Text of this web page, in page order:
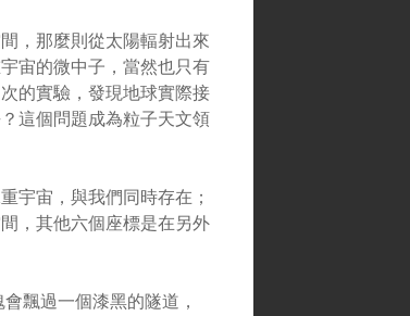
，那麼則從太陽輻射出來
宙的微中子，當然也只有
的實驗，發現地球實際接
這個問題成為粒子天文領
宇宙，與我們同時存在；
，其他六個座標是在另外
飄過一個漆黑的隧道，